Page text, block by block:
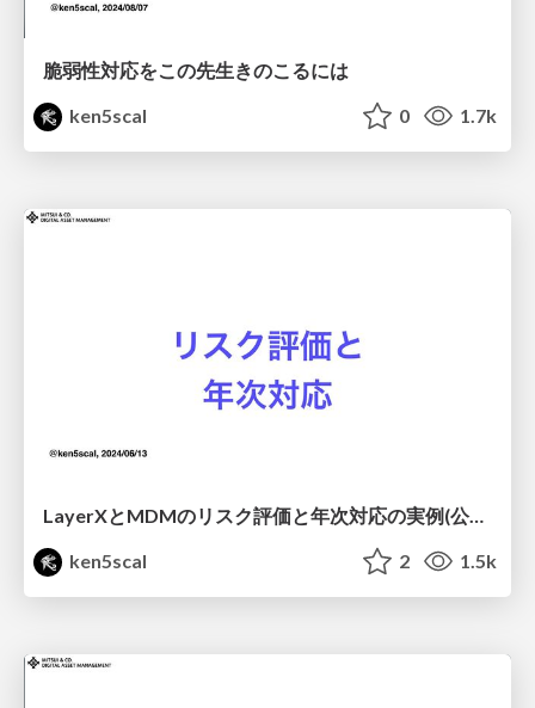
脆弱性対応をこの先生きのこるには
ken5scal
0 1.7k
LayerXとMDMのリスク評価と年次対応の実例(公開版）
ken5scal
2 1.5k